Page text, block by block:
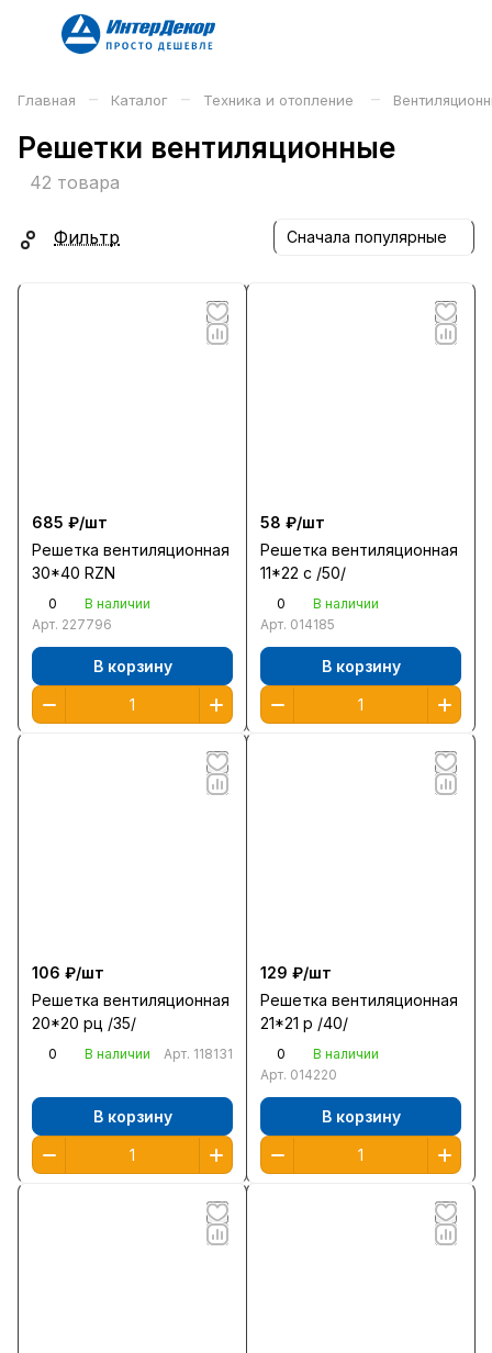
Главная – Каталог – Техника и отопление –
Решетки вентиляционные
42 товара
Фильтр Сначала популярные
685 ₽/шт
Решетка вентиляционная
30*40 RZN
0
В наличии
Арт. 227796
В корзину
58 ₽/шт
Решетка вентиляционная
11*22 c /50/
0
В наличии
Арт. 014185
В корзину
106 ₽/шт
Решетка вентиляционная
20*20 рц /35/
0 В наличии Арт. 118131
В корзину
129 ₽/шт
Решетка вентиляционная
21*21 р /40/
0
В наличии
Арт. 014220
В корзину